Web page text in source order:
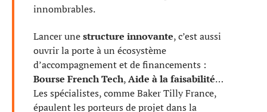
innombrables.
Lancer unestructure innovante, c’est aussi
ouvrir la porte à un écosystème
d’accompagnement et de financements :
Bourse French Tech,Aide à la faisabilité…
Les spécialistes, comme Baker Tilly France,
épaulent les porteurs de projet dans la